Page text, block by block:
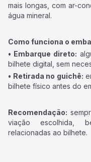
mais longas, com ar-
água mineral.
Como funciona o
• Embarque direto:
bilhete digital, sem
• Retirada no guichê:
bilhete físico antes do
Recomendação:
viação escolhida,
relacionadas ao bilhete.